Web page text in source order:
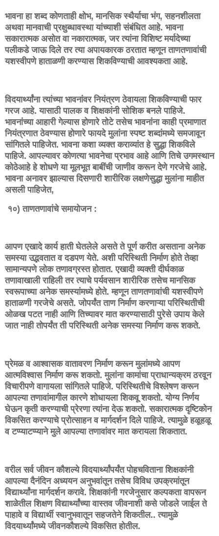
भावना हा शब्द कोणताही क्षोभ, मानसिक स्थैर्याचा भंग, सहनशीलता
अथवा मानवाची प्रक्षुब्धावस्था यांच्याशी संबंधित आहे. भावना
सकारात्मक असोत वा नकारात्मक, जर त्यांना विशिष्ट मर्यादेच्या
पलीकडे जाऊ दिले तर त्या अपायकारक ठरतात म्हणून ताणतणावांची
यशस्वीपणे हाताळणी करण्यास शिकविण्याची आवश्यकता आहे.
विदयार्थ्यांना त्यांच्या भावनांवर नियंत्रण ठेवायला शिकविण्याची फार
गरज आहे. यासाठी पालक व शिक्षकांनी सोशिक बनले पाहिजे.
भावनांच्या आहारी गेल्यास होणारे तोटे तसेच भावनांना काही प्रमाणात
नियंत्रणात ठेवण्यास होणारे फायदे मुलांना स्पष्ट शब्दांमध्ये समजावून
सांगितले पाहिजेत. भावना कशा व्यक्त कराव्यांत हे सुद्धा शिकविले
पाहिजे. आपल्यावर कोणत्या भावनेचा प्रभाव आहे आणि तिचे उगमस्थान
कोठेआहे हे शोधणे या मूलभूत बाबींची जाणीव करून देणे गरजेचे आहे.
भावना अनावर झाल्यास दिसणारी शारीरिक लक्षणेसुद्धा मुलांना माहीत
असली पाहिजेत,
१०) ताणतणावांचे समायोजन :
आपण एखादे कार्य हाती घेतलेले असते ते पूर्ण करीत असताना अनेक
समस्या उद्भवतात व दडपण येते. अशी परिस्थिती निर्माण होते तेव्हा
सामान्यपणे लोक तणावग्रस्त होतात. एखादी व्यक्ती दीर्घकाळ
तणावाखाली राहिली तर त्याचे पर्यवसान शारीरिक तसेच मानसिक
स्वरूपाच्या अनेक समस्यांमध्ये होते. म्हणून ताणतणावांची यशस्वीपणे
हाताळणी गरजेचे असते. जोपर्यंत ताण निर्माण करणाऱ्या परिस्थितीची
ओळख पटत नाही आणि तिच्यावर मात करण्यासाठी पुरेसे उपाय केले
जात नाही तोपर्यंत ती परिस्थिती अनेक समस्या निर्माण करू शकते.
प्रेमळ व आश्वासक वातावरण निर्माण करून मुलांमध्ये आपण
आत्मविश्वास निर्माण करू शकतो. मुलांना कामांचा प्राधान्यक्रम ठरवून
विचारीपणे वागायला सांगितले पाहिजे. परिस्थितीचे विश्लेषण करून
आपल्या तणावांमागील कारणे शोधायला शिकवू शकतो. योग्य निर्णय
घेऊन कृती करण्याची प्रेरणा त्यांना देऊ शकतो. सकारात्मक दृष्टिकोन
विकसित करण्याचे प्रोत्साहन व मार्गदर्शन दिले पाहिजे. त्यामुळे हळूहळू
व टप्प्याटप्प्याने मुले आपल्या तणावांवर मात करायला शिकतात.
वरील सर्व जीवन कौशल्ये विदयार्थ्यांपर्यंत पोहचविताना शिक्षकांनी
आपल्या दैनंदिन अध्ययन अनुभवांतून तसेच विविध उपक्रमांतून
विद्यार्थ्यांना मार्गदर्शन करावे. शिक्षकांनी गरजेनुसार कल्पकता वापरून
शाळेतील शिक्षण विद्यार्थ्यांच्या वास्तव जीवनाशी कसे जोडले जाईल ते
पाहावे व विद्यार्थी स्वानुभवातून सहजतेने शिकतील.. त्यामुळे
विदयार्थ्यांमध्ये जीवनकौशल्ये विकसित होतील.